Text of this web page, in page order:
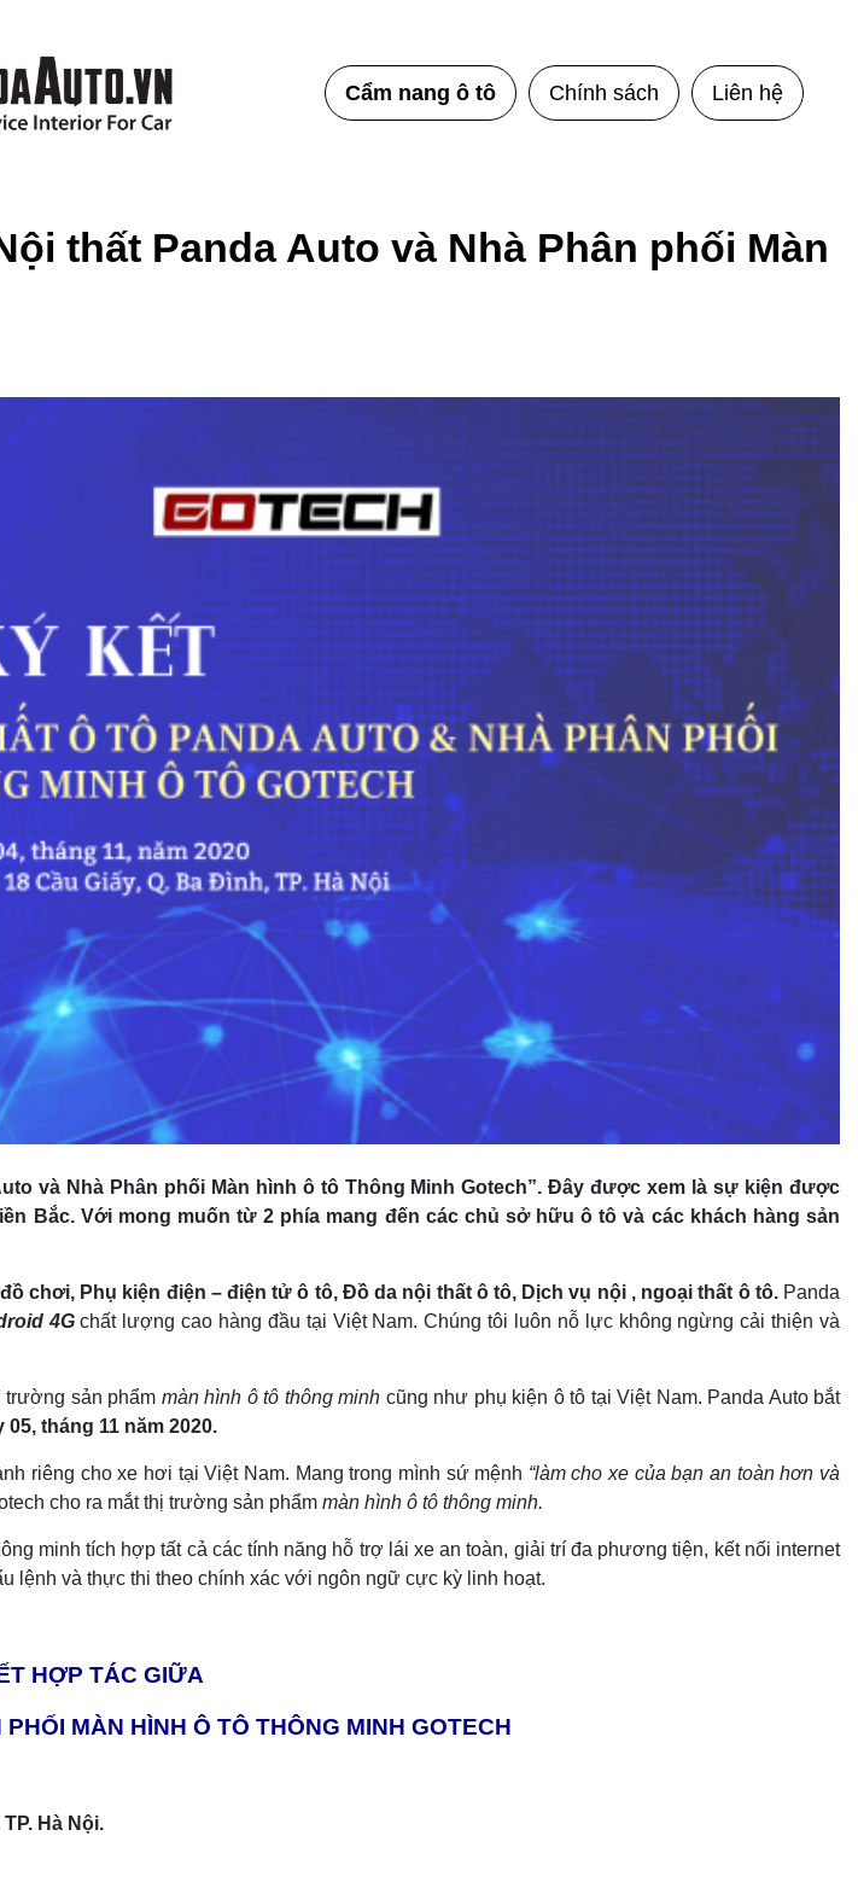
Cẩm nang ô tô Chính sách Liên hệ
thất Panda Auto và Nhà Phân phối Màn
và Nhà Phân phối Màn hình ô tô Thông Minh Gotech”. Đây được xem là sự kiện được
Bắc. Với mong muốn từ 2 phía mang đến các chủ sở hữu ô tô và các khách hàng sản
chơi, Phụ kiện điện – điện tử ô tô, Đồ da nội thất ô tô, Dịch vụ nội , ngoại thất ô tô. Panda
4G chất lượng cao hàng đầu tại Việt Nam. Chúng tôi luôn nỗ lực không ngừng cải thiện và
trường sản phẩm màn hình ô tô thông minh cũng như phụ kiện ô tô tại Việt Nam. Panda Auto bắt
05, tháng 11 năm 2020.
riêng cho xe hơi tại Việt Nam. Mang trong mình sứ mệnh “làm cho xe của bạn an toàn hơn và
cho ra mắt thị trường sản phẩm màn hình ô tô thông minh.
minh tích hợp tất cả các tính năng hỗ trợ lái xe an toàn, giải trí đa phương tiện, kết nối internet
lệnh và thực thi theo chính xác với ngôn ngữ cực kỳ linh hoạt.
HỢP TÁC GIỮA
MÀN HÌNH Ô TÔ THÔNG MINH GOTECH
Hà Nội.